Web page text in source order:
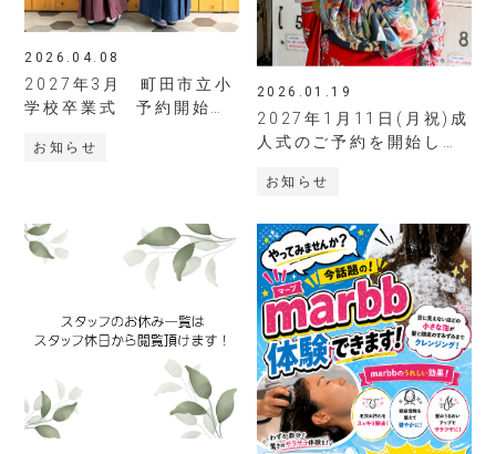
- HITSTUDIO
ヘアスタイル
STYLE
採用情報
2026.04.08
2027年3月 町田市立小
学校卒業式 予約開始日
お知らせ
2026.01.19
2027年1月11日(月祝)成
人式のご予約を開始しま
お知らせ